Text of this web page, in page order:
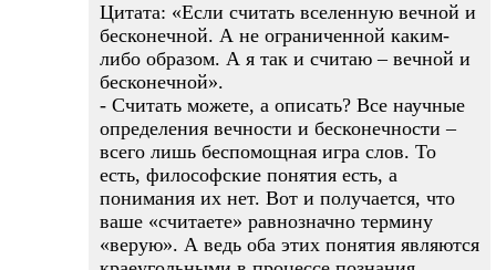
Цитата: «Если считать вселенную вечной и
бесконечной. А не ограниченной каким-
либо образом. А я так и считаю – вечной и
бесконечной».
- Считать можете, а описать? Все научные
определения вечности и бесконечности –
всего лишь беспомощная игра слов. То
есть, философские понятия есть, а
понимания их нет. Вот и получается, что
ваше «считаете» равнозначно термину
«верую». А ведь оба этих понятия являются